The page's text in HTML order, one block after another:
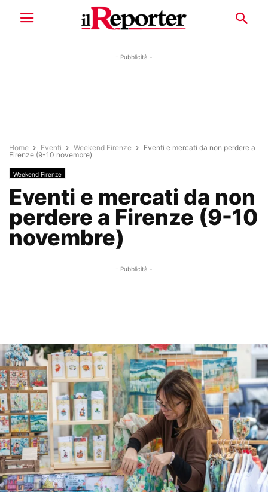
- Pubblicità -
Home Eventi Weekend Firenze
Eventi e mercati da non perdere a
Firenze (9-10 novembre)
Weekend Firenze
Eventi e mercati da non
perdere a Firenze (9-10
novembre)
- Pubblicità -